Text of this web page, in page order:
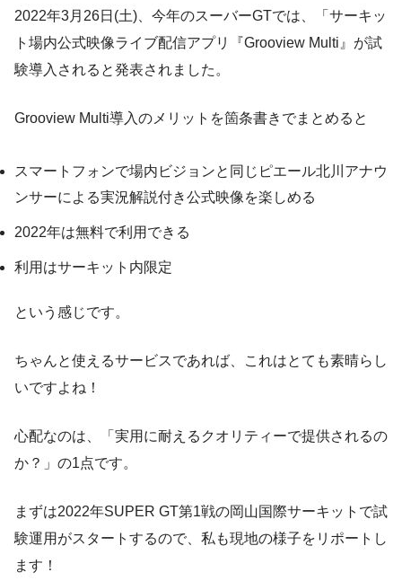
2022年3月26日(土)、今年のスーバーGTでは、「サーキッ
ト場内公式映像ライブ配信アプリ『Grooview Multi』が試
験導入されると発表されました。
Grooview Multi導入のメリットを箇条書きでまとめると
スマートフォンで場内ビジョンと同じピエール北川アナウ
ンサーによる実況解説付き公式映像を楽しめる
2022年は無料で利用できる
利用はサーキット内限定
という感じです。
ちゃんと使えるサービスであれば、これはとても素晴らし
いですよね！
心配なのは、「実用に耐えるクオリティーで提供されるの
か？」の1点です。
まずは2022年SUPER GT第1戦の岡山国際サーキットで試
験運用がスタートするので、私も現地の様子をリポートし
ます！